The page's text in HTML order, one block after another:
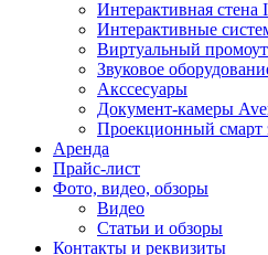
Интерактивная стена
Интерактивные
Виртуальный
Звуковое
Акссесуары
Документ-камеры
Проекционный смарт
Аренда
Прайс-лист
Фото, видео, обзоры
Видео
Статьи и обзоры
Контакты и реквизиты